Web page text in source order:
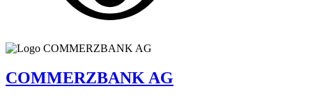
COMMERZBANK AG